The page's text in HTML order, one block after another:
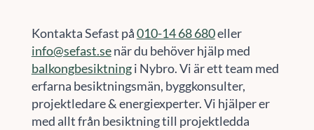
Kontakta Sefast på010-14 68 680eller
info@sefast.senär du behöver hjälp med
balkongbesiktningi Nybro. Vi är ett team med
erfarna besiktningsmän, byggkonsulter,
projektledare & energiexperter. Vi hjälper er
med allt från besiktning till projektledda